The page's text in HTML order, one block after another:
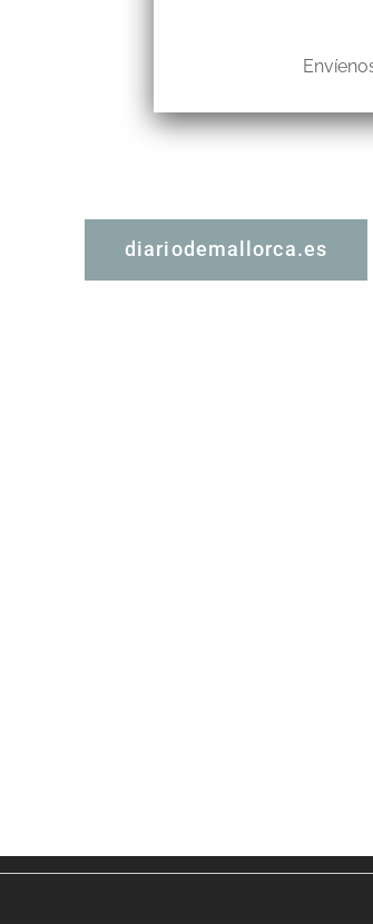
diariodemallorca.es